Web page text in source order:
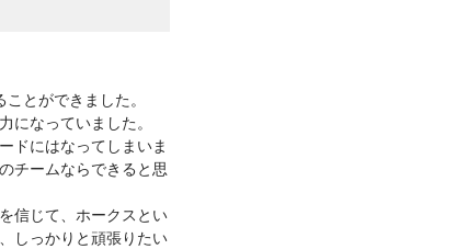
とができました。
なっていました。
ドにはなってしまいま
チームならできると思
信じて、ホークスとい
しっかりと頑張りたい